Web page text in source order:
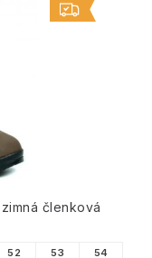
členková
52 53 54